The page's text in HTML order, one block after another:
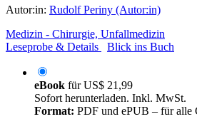
Autor:in: Rudolf Periny (Autor:in)
Medizin - Chirurgie, Unfallmedizin
Leseprobe & Details
Blick ins Buch
eBook fürUS$ 21,99
Sofort herunterladen. Inkl. MwSt.
Format: PDF und ePUB – für alle